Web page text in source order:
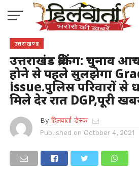
उत्तराखण्ड
उत्तराखंड ब्रेकिंग: चुनाव
होने से पहले सुलझेगा
issue.पुलिस परिवारों से
मिले देर रात DGP,पूरी
By हिलवार्ता डेस्क
Published on October 4, 2021